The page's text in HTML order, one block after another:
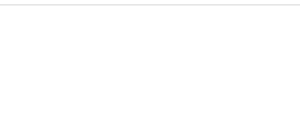
de Hoge Raad. “Als het hof
een adequate objectieve
heeft het hof dat oordeel